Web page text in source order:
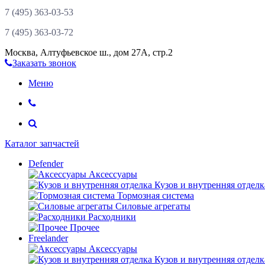
7 (495) 363-03-53
7 (495) 363-03-72
Москва, Алтуфьевское ш., дом 27А, стр.2
Заказать звонок
Меню
Каталог запчастей
Defender
Аксессуары
Кузов и внутренняя
Тормозная система
Силовые агрегаты
Расходники
Прочее
Freelander
Аксессуары
Кузов и внутренняя